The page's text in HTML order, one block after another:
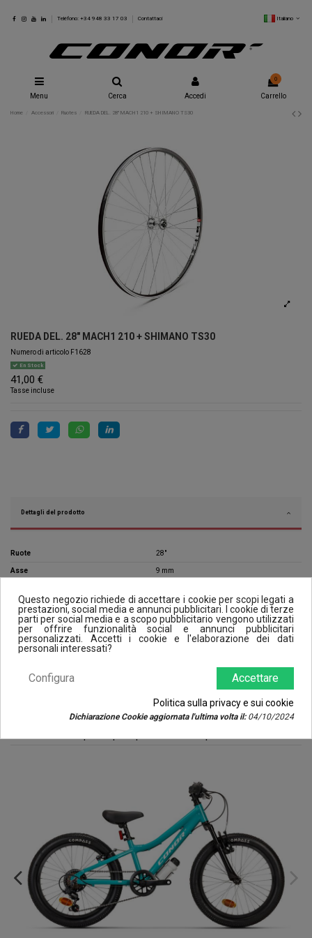
Teléfono: +34 948 33 17 03 Contattaci Italiano
Menu Cerca Accedi
0
Carrello
Home Accessori Ruotes RUEDA DEL. 28" MACH1 210 + SHIMANO TS30
RUEDA DEL. 28" MACH1 210 + SHIMANO TS30
Numero di articolo F1628
En Stock
41,00 €
Tasse incluse
Dettagli del prodotto
Ruote 28"
Asse 9 mm
O.L.D. 100 mm
Ruotee FRONT
Tipo di freno V-BRAKE
Reviews (0)
Questo negozio richiede di accettare i cookie per scopi legati a
prestazioni, social media e annunci pubblicitari. I cookie di terze
parti per social media e a scopo pubblicitario vengono utilizzati
per offrire funzionalità social e annunci pubblicitari
personalizzati. Accetti i cookie e l'elaborazione dei dati
personali interessati?
Accettare
Configura
Politica sulla privacy e sui cookie
Dichiarazione Cookie aggiornata l'ultima volta il:04/10/2024